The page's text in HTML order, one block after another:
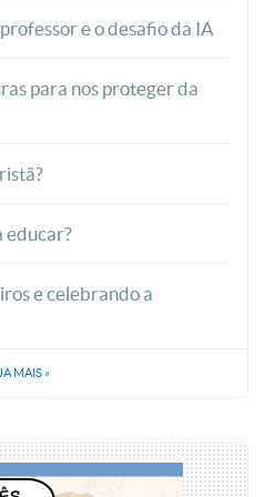
e o desafio da IA
para nos proteger da
educar?
e celebrando a
MAIS »